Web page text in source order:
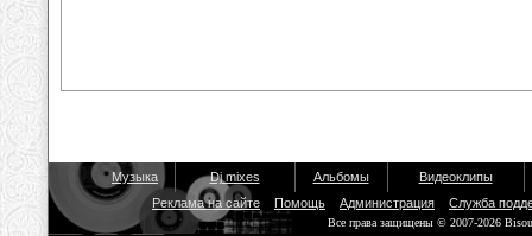
Музыка Dj mixes Альбомы
Видеоклипы
Реклама на сайте
Помощь Администрация Служба
Все права защищены © 2007-2026